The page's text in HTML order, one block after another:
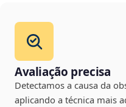
Avaliação precisa
Detectamos a causa da
aplicando a técnica mais